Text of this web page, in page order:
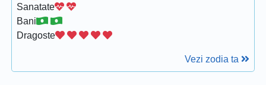
Sanatate
Bani
Dragoste
Vezi zodia ta